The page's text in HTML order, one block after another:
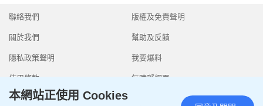
聯絡我們
關於我們
隱私政策聲明
使用條款
版權及免責聲明
幫助及反饋
我要爆料
無障礙網頁
本網站正使用 Cookies